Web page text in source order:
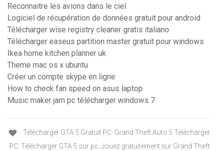
Reconnaitre les avions dans le ciel
Logiciel de récupération de données gratuit pour android
Télécharger wise registry cleaner gratis italiano
Télécharger easeus partition master gratuit pour windows
Ikea home kitchen planner uk
Theme mac os x ubuntu
Créer un compte skype en ligne
How to check fan speed on asus laptop
Music maker jam pc télécharger windows 7
Télécharger GTA 5 Gratuit PC. Grand Theft Auto 5 Télécharger
PC. Télécharger GTA 5 sur pc. Jouez gratuitement sur Grand Theft